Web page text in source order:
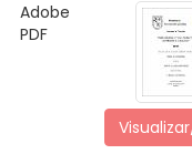
Adobe
PDF